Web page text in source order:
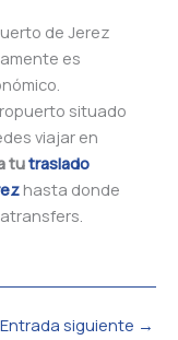
de Jerez
es
situado
viajar en
tutraslado
hasta donde
Entrada siguiente →